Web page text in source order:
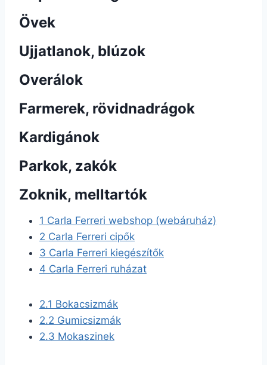
Övek
Ujjatlanok, blúzok
Overálok
Farmerek, rövidnadrágok
Kardigánok
Parkok, zakók
Zoknik, melltartók
1 Carla Ferreri webshop (webáruház)
2 Carla Ferreri cipők
3 Carla Ferreri kiegészítők
4 Carla Ferreri ruházat
2.1 Bokacsizmák
2.2 Gumicsizmák
2.3 Mokaszinek